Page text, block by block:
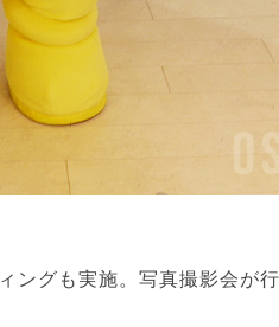
グも実施。写真撮影会が